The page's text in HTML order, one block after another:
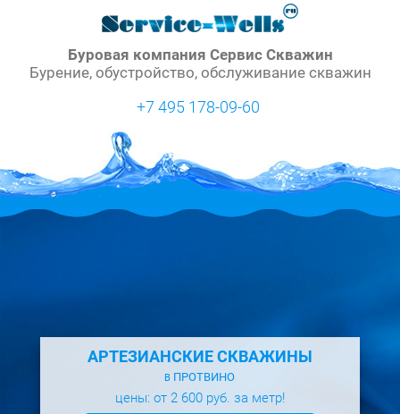
Буровая компания Сервис Скважин
Бурение, обустройство, обслуживание скважин
+7 495 178-09-60
АРТЕЗИАНСКИЕ СКВАЖИНЫ
В ПРОТВИНО
цены: от 2 600 руб. за метр!